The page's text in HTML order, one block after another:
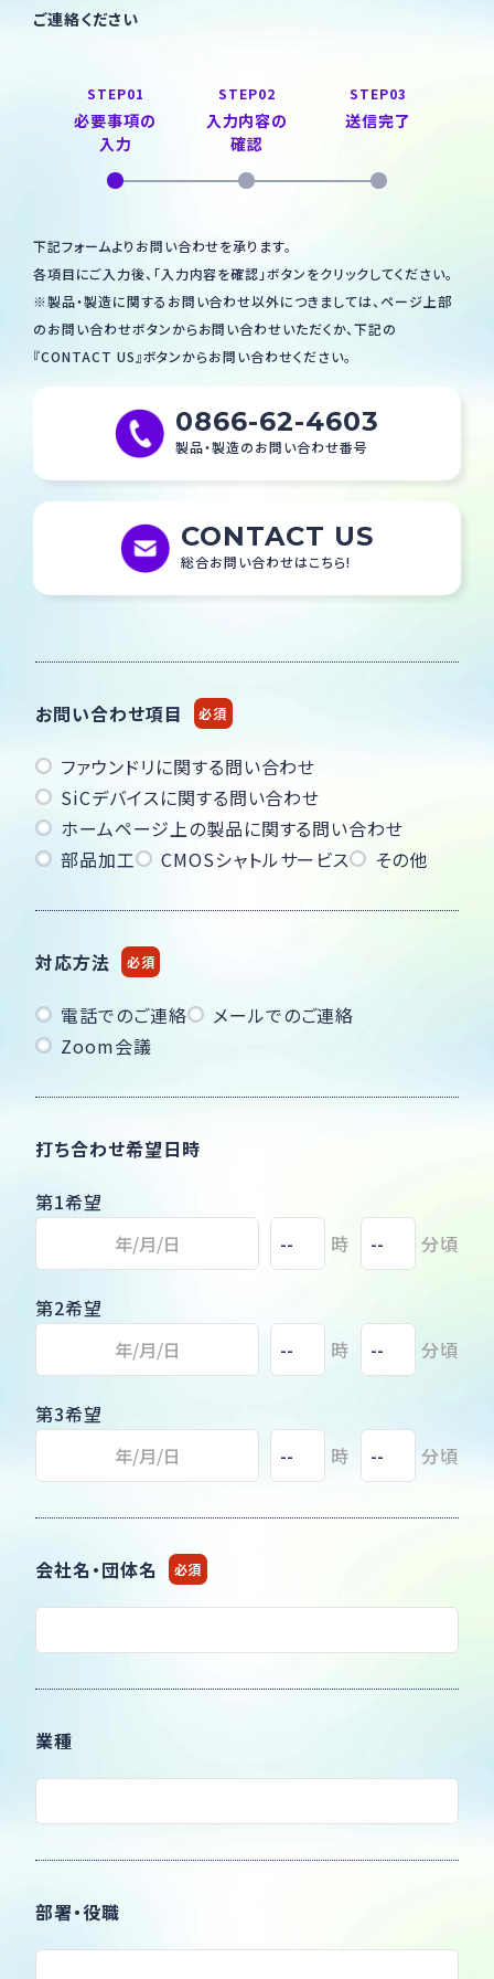
ご連絡ください
STEP01
必要事項の
入力
STEP02
入力内容の
確認
STEP03
送信完了
下記フォームよりお問い合わせを承ります。
各項目にご入力後、「入力内容を確認」ボタンをクリックしてください。
※製品・製造に関するお問い合わせ以外につきましては、ページ上部
のお問い合わせボタンからお問い合わせいただくか、下記の
『CONTACT US』ボタンからお問い合わせください。
0866-62-4603
製品・製造のお問い合わせ番号
CONTACT US
総合お問い合わせはこちら!
お問い合わせ項目 必須
ファウンドリに関する問い合わせ
SiCデバイスに関する問い合わせ
ホームページ上の製品に関する問い合わせ
部品加工
CMOSシャトルサービス その他
対応方法 必須
電話でのご連絡
メールでのご連絡
Zoom会議
打ち合わせ希望日時
第1希望
時
分頃
第2希望
時
分頃
第3希望
時
分頃
会社名・団体名 必須
業種
部署・役職